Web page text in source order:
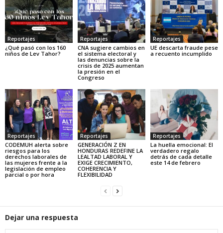
Reportajes
¿Qué pasó con los 160
niños de Lev Tahor?
Reportajes
CNA sugiere cambios en
el sistema electoral y
las denuncias sobre la
crisis de 2025 aumentan
la presión en el
Congreso
Reportajes
UE descarta fraude pese
a recuento incumplido
Reportajes
CODEMUH alerta sobre
riesgos para los
derechos laborales de
las mujeres frente a la
legislación de empleo
parcial o por hora
Reportajes
GENERACIÓN Z EN
HONDURAS REDEFINE LA
LEALTAD LABORAL Y
EXIGE CRECIMIENTO,
COHERENCIA Y
FLEXIBILIDAD
Reportajes
La huella emocional: El
verdadero regalo
detrás de cada detalle
este 14 de febrero
Dejar una respuesta